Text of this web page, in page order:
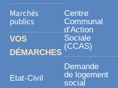
Marchés
publics
VOS
DÉMARCHES
Etat-Civil
Centre
Communal
d’Action
Sociale
(CCAS)
Demande
de logement
social